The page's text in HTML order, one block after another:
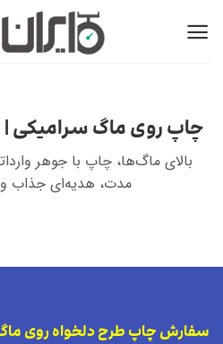
چاپ روی ماگ سرامیکی |
بالای ماگ‌ها، چاپ با جوهر
مدت، هدیه‌ای جذاب
سفارش چاپ طرح دلخواه روی